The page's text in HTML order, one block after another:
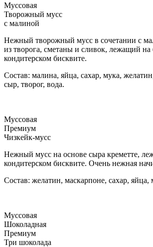
Муссовая
Творожный мусс
с малиной
Нежный творожный мусс в сочетании с
из творога, сметаны и сливок, лежащий на
кондитерском бисквите.
Состав: малина, яйца, сахар, мука,
сыр, творог, вода.
Муссовая
Премиум
Чизкейк-мусс
Нежный мусс на основе сыра креметте,
кондитерском бисквите. Очень нежная
Состав: желатин, маскарпоне, сахар, яйца,
Муссовая
Шоколадная
Премиум
Три шоколада